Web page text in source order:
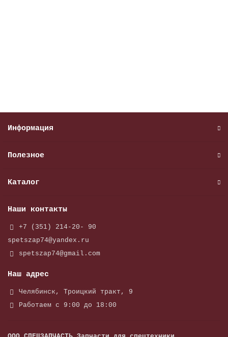
Информация
Полезное
Каталог
Наши контакты
+7 (351) 214-20- 90
spetszap74@yandex.ru
spetszap74@gmail.com
Наш адрес
Челябинск, Троицкий тракт, 9
Работаем с 9:00 до 18:00